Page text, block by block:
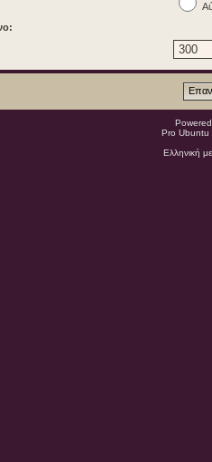
Pro
Ελληνική